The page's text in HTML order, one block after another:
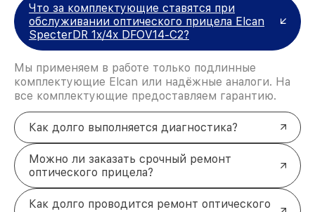
Что за комплектующие ставятся при
обслуживании оптического прицела Elcan
SpecterDR 1x/4x DFOV14-C2?
Мы применяем в работе только подлинные
комплектующие Elcan или надёжные аналоги. На
все комплектующие предоставляем гарантию.
Как долго выполняется диагностика?
Можно ли заказать срочный ремонт
оптического прицела?
Как долго проводится ремонт оптического